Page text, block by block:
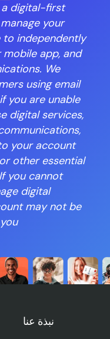
a digital-first
your
independently
mobile app, and
We
using email
you are unable
digital services,
your account
other essential
you cannot
digital
may not be
نبذة عنا